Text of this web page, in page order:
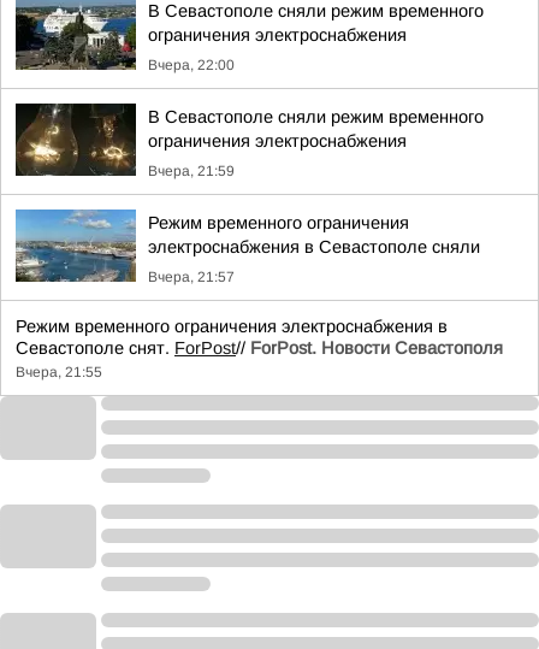
В Севастополе сняли режим временного
ограничения электроснабжения
Вчера, 22:00
В Севастополе сняли режим временного
ограничения электроснабжения
Вчера, 21:59
Режим временного ограничения
электроснабжения в Севастополе сняли
Вчера, 21:57
Режим временного ограничения электроснабжения в
Севастополе снят. ForPost// ForPost. Новости Севастополя
Вчера, 21:55